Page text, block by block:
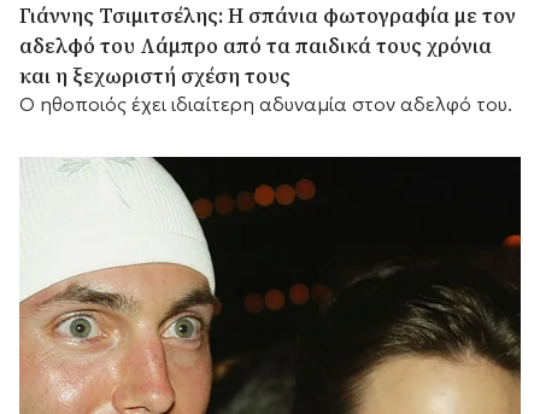
Γιάννης Τσιμιτσέλης: Η σπάνια φωτογραφία με τον
αδελφό του Λάμπρο από τα παιδικά τους χρόνια
και η ξεχωριστή σχέση τους
Ο ηθοποιός έχει ιδιαίτερη αδυναμία στον αδελφό του.